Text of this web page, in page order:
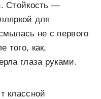
Стойкость —
для
не с первого
того, как,
глаза руками.
классной